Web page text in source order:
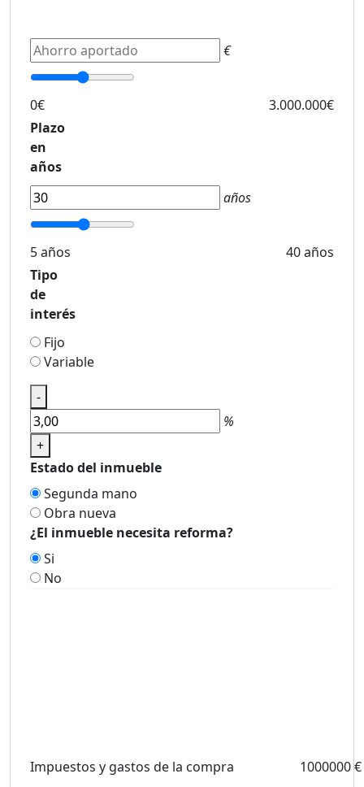
€
0€
3.000.000€
Plazo
en
años
años
5 años
40 años
Tipo
de
interés
Fijo
Variable
-
%
+
Estado del inmueble
Segunda mano
Obra nueva
¿El inmueble necesita reforma?
Si
No
Impuestos y gastos de la compra 1000000 €